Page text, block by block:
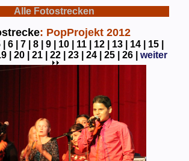
Alle Fotostrecken
: PopProjekt 2012
6 | 7 | 8 | 9 | 10 | 11 | 12 | 13 | 14 |
15 |
| 20 | 21 | 22 | 23 | 24 | 25 | 26 | weiter